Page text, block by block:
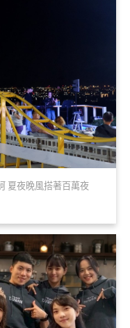
夏夜晚風搭著百萬夜